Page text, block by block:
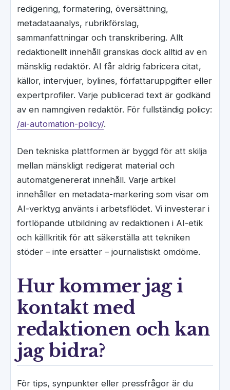
redigering, formatering, översättning,
metadataanalys, rubrikförslag,
sammanfattningar och transkribering. Allt
redaktionellt innehåll granskas dock alltid av en
mänsklig redaktör. AI får aldrig fabricera citat,
källor, intervjuer, bylines, författaruppgifter eller
expertprofiler. Varje publicerad text är godkänd
av en namngiven redaktör. För fullständig policy:
/ai-automation-policy/.
Den tekniska plattformen är byggd för att skilja
mellan mänskligt redigerat material och
automatgenererat innehåll. Varje artikel
innehåller en metadata-markering som visar om
AI-verktyg använts i arbetsflödet. Vi investerar i
fortlöpande utbildning av redaktionen i AI-etik
och källkritik för att säkerställa att tekniken
stöder – inte ersätter – journalistiskt omdöme.
Hur kommer jag i
kontakt med
redaktionen och kan
jag bidra?
För tips, synpunkter eller pressfrågor är du